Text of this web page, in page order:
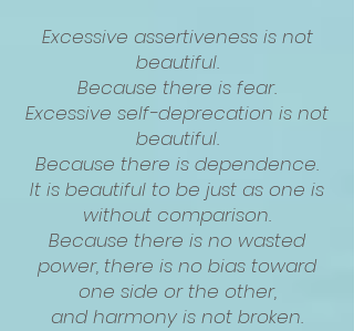
Excessive assertiveness is not
beautiful.
Because there is fear.
Excessive self-deprecation is not
beautiful.
Because there is dependence.
It is beautiful to be just as one is
without comparison.
Because there is no wasted
power, there is no bias toward
one side or the other,
and harmony is not broken.